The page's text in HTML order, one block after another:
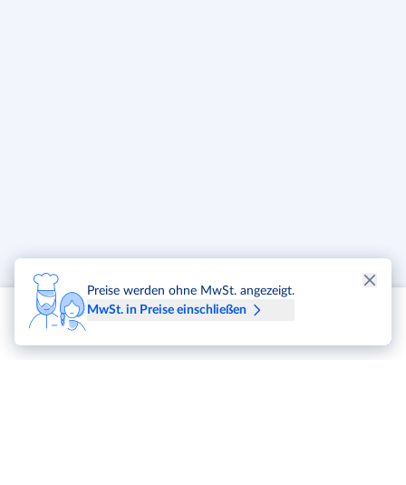
Preise werden ohne MwSt. angezeigt.
MwSt. in Preise einschließen